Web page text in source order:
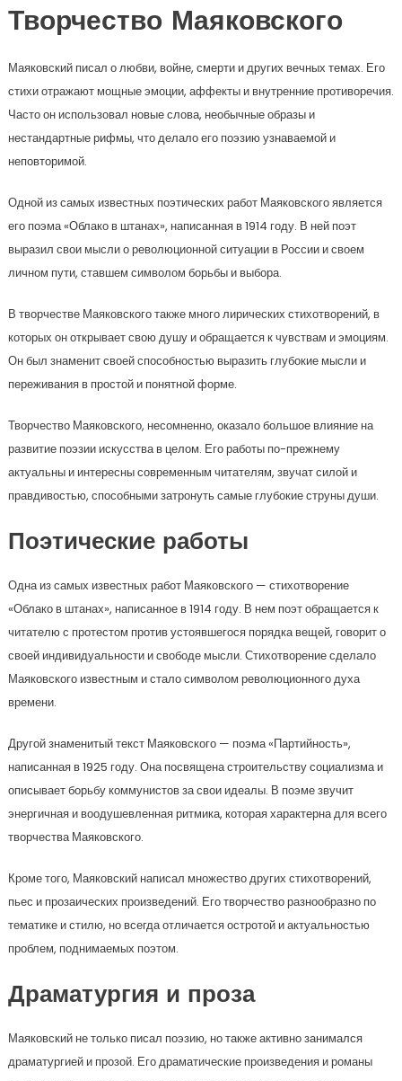
Творчество Маяковского
Маяковский писал о любви, войне, смерти и других вечных темах. Его
стихи отражают мощные эмоции, аффекты и внутренние противоречия.
Часто он использовал новые слова, необычные образы и
нестандартные рифмы, что делало его поэзию узнаваемой и
неповторимой.
Одной из самых известных поэтических работ Маяковского является
его поэма «Облако в штанах», написанная в 1914 году. В ней поэт
выразил свои мысли о революционной ситуации в России и своем
личном пути, ставшем символом борьбы и выбора.
В творчестве Маяковского также много лирических стихотворений, в
которых он открывает свою душу и обращается к чувствам и эмоциям.
Он был знаменит своей способностью выразить глубокие мысли и
переживания в простой и понятной форме.
Творчество Маяковского, несомненно, оказало большое влияние на
развитие поэзии искусства в целом. Его работы по-прежнему
актуальны и интересны современным читателям, звучат силой и
правдивостью, способными затронуть самые глубокие струны души.
Поэтические работы
Одна из самых известных работ Маяковского — стихотворение
«Облако в штанах», написанное в 1914 году. В нем поэт обращается к
читателю с протестом против устоявшегося порядка вещей, говорит о
своей индивидуальности и свободе мысли. Стихотворение сделало
Маяковского известным и стало символом революционного духа
времени.
Другой знаменитый текст Маяковского — поэма «Партийность»,
написанная в 1925 году. Она посвящена строительству социализма и
описывает борьбу коммунистов за свои идеалы. В поэме звучит
энергичная и воодушевленная ритмика, которая характерна для всего
творчества Маяковского.
Кроме того, Маяковский написал множество других стихотворений,
пьес и прозаических произведений. Его творчество разнообразно по
тематике и стилю, но всегда отличается остротой и актуальностью
проблем, поднимаемых поэтом.
Драматургия и проза
Маяковский не только писал поэзию, но также активно занимался
драматургией и прозой. Его драматические произведения и романы